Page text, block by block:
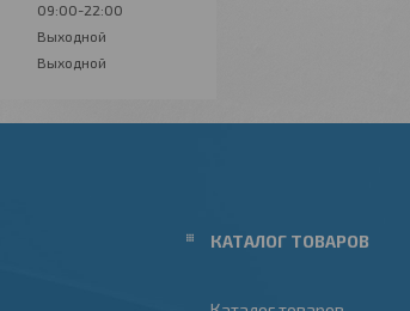
09:00-22:00
Выходной
Выходной
КАТАЛОГ ТОВАРОВ